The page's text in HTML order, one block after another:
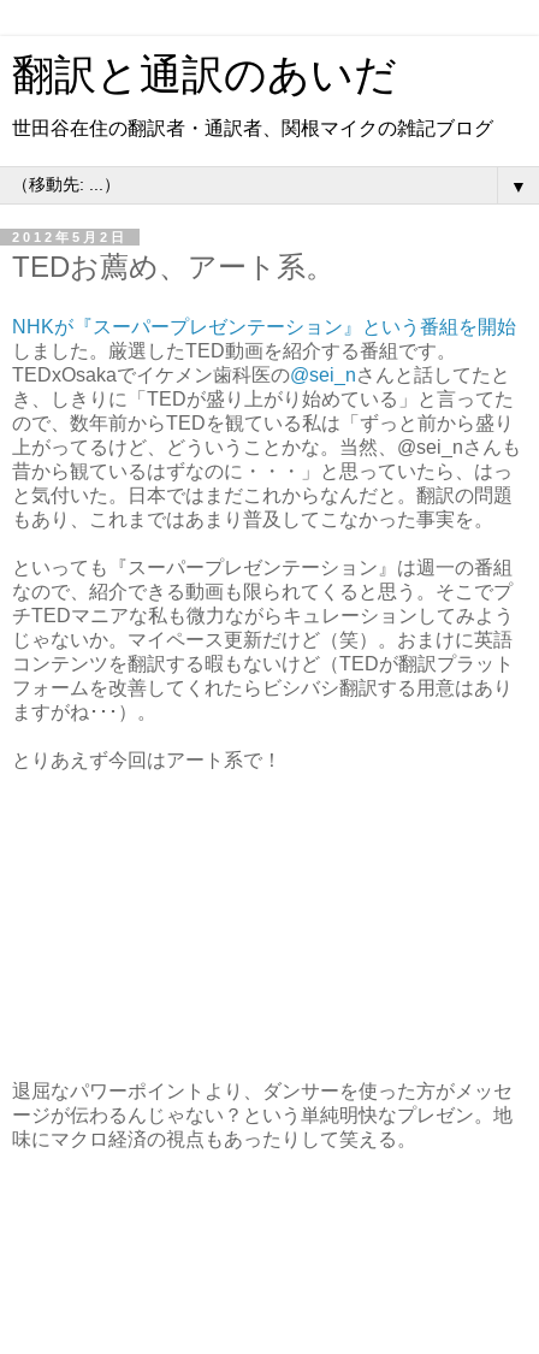
翻訳と通訳のあいだ
世田谷在住の翻訳者・通訳者、関根マイクの雑記ブログ
▼
2012年5月2日
TEDお薦め、アート系。
NHKが『スーパープレゼンテーション』という番組を開始
しました。厳選したTED動画を紹介する番組です。
TEDxOsakaでイケメン歯科医の@sei_nさんと話してたと
き、しきりに「TEDが盛り上がり始めている」と言ってた
ので、数年前からTEDを観ている私は「ずっと前から盛り
上がってるけど、どういうことかな。当然、@sei_nさんも
昔から観ているはずなのに・・・」と思っていたら、はっ
と気付いた。日本ではまだこれからなんだと。翻訳の問題
もあり、これまではあまり普及してこなかった事実を。
といっても『スーパープレゼンテーション』は週一の番組
なので、紹介できる動画も限られてくると思う。そこでプ
チTEDマニアな私も微力ながらキュレーションしてみよう
じゃないか。マイペース更新だけど（笑）。おまけに英語
コンテンツを翻訳する暇もないけど（TEDが翻訳プラット
フォームを改善してくれたらビシバシ翻訳する用意はあり
ますがね･･･）。
とりあえず今回はアート系で！
退屈なパワーポイントより、ダンサーを使った方がメッセ
ージが伝わるんじゃない？という単純明快なプレゼン。地
味にマクロ経済の視点もあったりして笑える。